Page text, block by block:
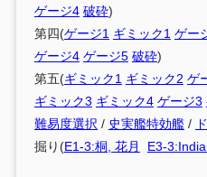
ゲージ4 破砕)
第四(ゲージ1 ギミック1 ゲー
ゲージ4 ゲージ5 破砕)
第五(ギミック1 ギミック2 ゲ
ギミック3 ギミック4 ゲージ3
難易度選択 / 史実艦特効艦/
掘り(E1-3:桐, 花月 E3-